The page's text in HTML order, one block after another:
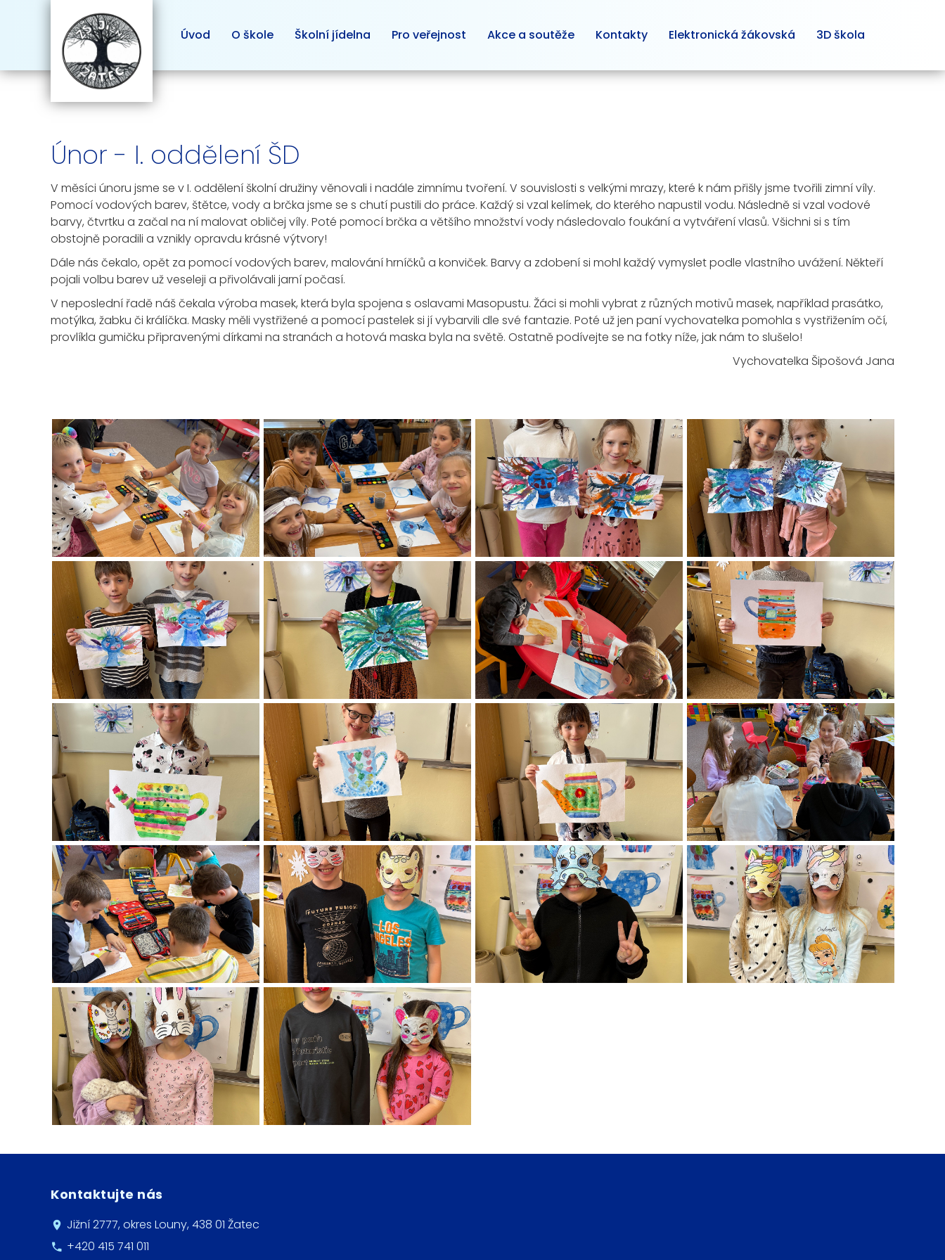
Úvod O škole Školní jídelna Pro veřejnost Akce a soutěže Kontakty Elektronická žákovská 3D škola
Únor - I. oddělení ŠD
V měsíci únoru jsme se v I. oddělení školní družiny věnovali i nadále zimnímu tvoření. V souvislosti s velkými mrazy, které k nám přišly jsme tvořili zimní víly.
Pomocí vodových barev, štětce, vody a brčka jsme se s chutí pustili do práce. Každý si vzal kelímek, do kterého napustil vodu. Následně si vzal vodové
barvy, čtvrtku a začal na ní malovat obličej víly. Poté pomocí brčka a většího množství vody následovalo foukání a vytváření vlasů. Všichni si s tím
obstojně poradili a vznikly opravdu krásné výtvory!
Dále nás čekalo, opět za pomocí vodových barev, malování hrníčků a konviček. Barvy a zdobení si mohl každý vymyslet podle vlastního uvážení. Někteří
pojali volbu barev už veseleji a přivolávali jarní počasí.
V neposlední řadě náš čekala výroba masek, která byla spojena s oslavami Masopustu. Žáci si mohli vybrat z různých motivů masek, například prasátko,
motýlka, žabku či králíčka. Masky měli vystřižené a pomocí pastelek si jí vybarvili dle své fantazie. Poté už jen paní vychovatelka pomohla s vystřižením očí,
provlíkla gumičku připravenými dírkami na stranách a hotová maska byla na světě. Ostatně podívejte se na fotky níže, jak nám to slušelo!
Vychovatelka Šipošová Jana
Kontaktujte nás
Jižní 2777, okres Louny, 438 01 Žatec
+420 415 741 011